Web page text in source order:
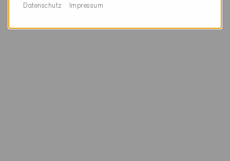
Zertifikat (PDF)
Datenschutz Impressum